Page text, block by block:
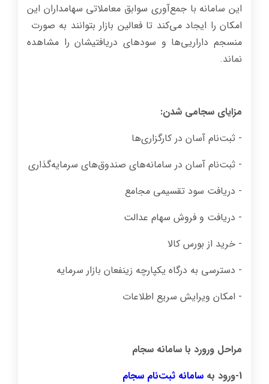
این سامانه با جمع‌آوری سوابق معاملاتی سهامداران این
امکان را ایجاد می‌کند تا فعالین بازار بتوانند به صورت
منسجم داراریی‌ها و سودهای دریافتیشان را مشاهده
نماند.
مزایای سجامی شدن:
- ثبت‌نام آسان در کارگزاری‌ها
- ثبت‌نام آسان در سامانه‌های صندوق‌های سرمایه‌گذاری
- دریافت سود تقسیمی مجامع
- دریافت و فروش سهام عدالت
- خرید از بورس کالا
- دسترسی به درگاه یکپارچه زینفعان بازار سرمایه
- امکان ویرایش سریع اطلاعات
مراحل ورورد با سامانه سجام
1-ورود به
سامانه ثبت‌نام سجام